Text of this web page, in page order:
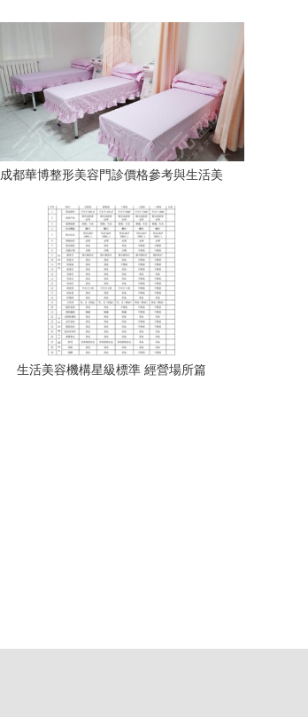
成都華博整形美容門診價格參考與生活美
生活美容機構星級標準 經營場所篇